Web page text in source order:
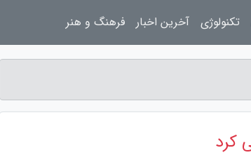
تکنولوژی آخرین اخبار فرهنگ و هنر